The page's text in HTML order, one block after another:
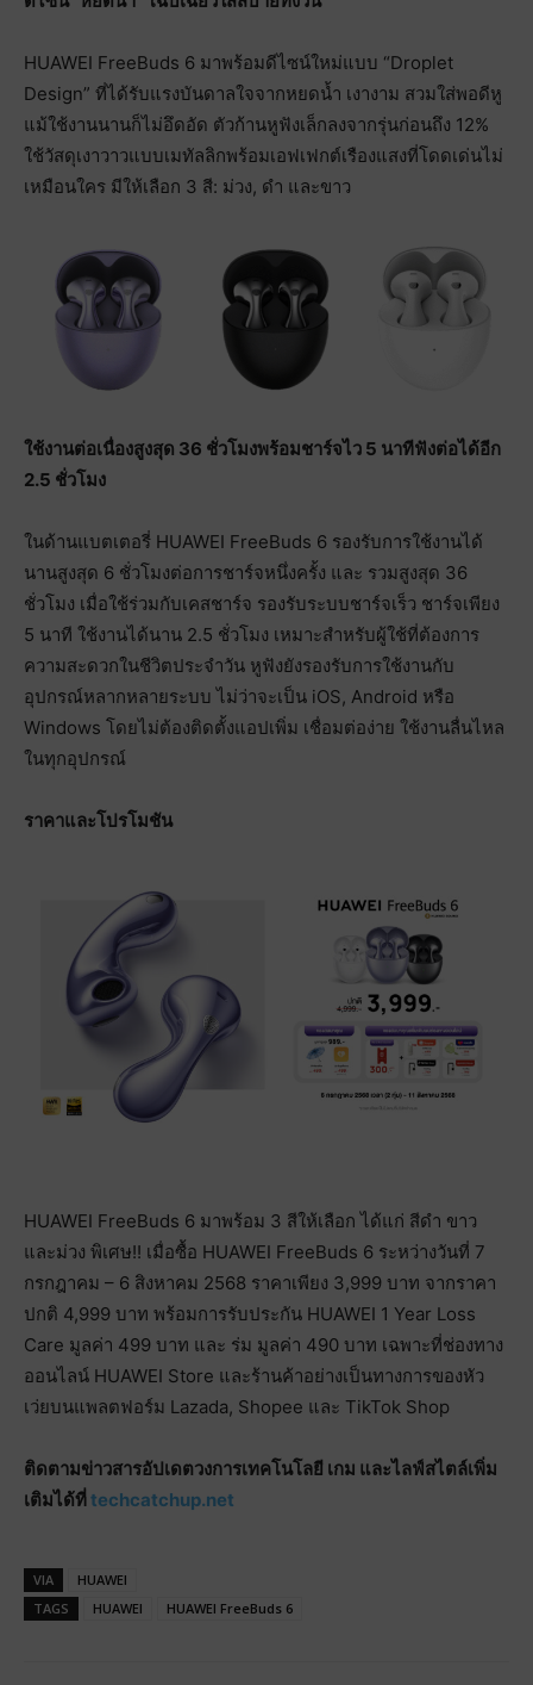
HUAWEI FreeBuds 6 มาพร้อมดีไซน์ใหม่แบบ “Droplet
Design” ที่ได้รับแรงบันดาลใจจากหยดน้ำ เงางาม สวมใส่พอดีหู
แม้ใช้งานนานก็ไม่อึดอัด ตัวก้านหูฟังเล็กลงจากรุ่นก่อนถึง 12%
ใช้วัสดุเงาวาวแบบเมทัลลิกพร้อมเอฟเฟกต์เรืองแสงที่โดดเด่นไม่
เหมือนใคร มีให้เลือก 3 สี: ม่วง, ดำ และขาว
ใช้งานต่อเนื่องสูงสุด 36 ชั่วโมงพร้อมชาร์จไว 5 นาทีฟังต่อได้อีก
2.5 ชั่วโมง
ในด้านแบตเตอรี่ HUAWEI FreeBuds 6 รองรับการใช้งานได้
นานสูงสุด 6 ชั่วโมงต่อการชาร์จหนึ่งครั้ง และ รวมสูงสุด 36
ชั่วโมง เมื่อใช้ร่วมกับเคสชาร์จ รองรับระบบชาร์จเร็ว ชาร์จเพียง
5 นาที ใช้งานได้นาน 2.5 ชั่วโมง เหมาะสำหรับผู้ใช้ที่ต้องการ
ความสะดวกในชีวิตประจำวัน หูฟังยังรองรับการใช้งานกับ
อุปกรณ์หลากหลายระบบ ไม่ว่าจะเป็น iOS, Android หรือ
Windows โดยไม่ต้องติดตั้งแอปเพิ่ม เชื่อมต่อง่าย ใช้งานลื่นไหล
ในทุกอุปกรณ์
ราคาและโปรโมชัน
HUAWEI FreeBuds 6 มาพร้อม 3 สีให้เลือก ได้แก่ สีดำ ขาว
และม่วง พิเศษ!! เมื่อซื้อ HUAWEI FreeBuds 6 ระหว่างวันที่ 7
กรกฎาคม – 6 สิงหาคม 2568 ราคาเพียง 3,999 บาท จากราคา
ปกติ 4,999 บาท พร้อมการรับประกัน HUAWEI 1 Year Loss
Care มูลค่า 499 บาท และ ร่ม มูลค่า 490 บาท เฉพาะที่ช่องทาง
ออนไลน์ HUAWEI Store และร้านค้าอย่างเป็นทางการของหัว
เว่ยบนแพลตฟอร์ม Lazada, Shopee และ TikTok Shop
ติดตามข่าวสารอัปเดตวงการเทคโนโลยี เกม และไลฟ์สไตล์เพิ่ม
เติมได้ที่ techcatchup.net
VIA
HUAWEI
TAGS
HUAWEI HUAWEI FreeBuds 6